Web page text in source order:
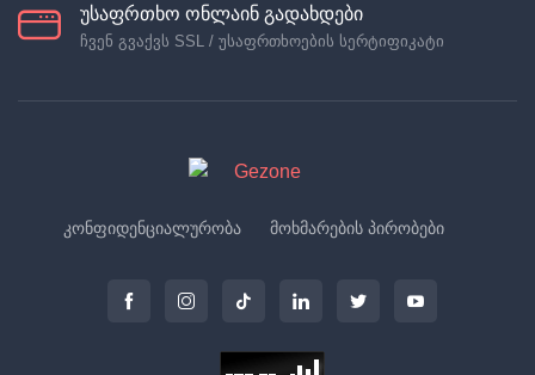
უსაფრთხო ონლაინ გადახდები
ჩვენ გვაქვს SSL / უსაფრთხოების სერტიფიკატი
კონფიდენციალურობა მოხმარების პირობები